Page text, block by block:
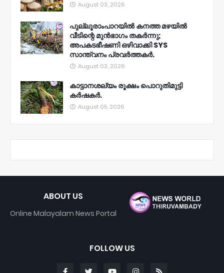
August 03, 2026
പുല്ലൂരാംപാറയിൽ കനത്ത മഴയിൽ
വീടിന്റെ മുൻഭാഗം തകർന്നു;
അപകടഭീഷണി ഒഴിവാക്കി SYS
സാന്ത്വനം പ്രവർത്തകർ.
August 03, 2026
കാട്ടാനശല്യം രൂക്ഷം പൊറുതിമുട്ടി
കർഷകർ.
August 05, 2026
ABOUT US
Online Malayalam News Portal
FOLLOW US